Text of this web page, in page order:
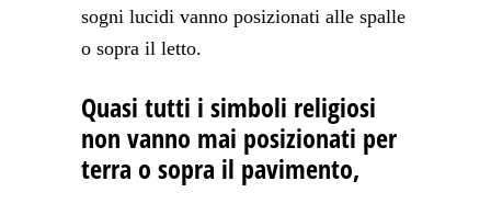
sogni lucidi vanno posizionati alle spalle
o sopra il letto.
Quasi tutti i simboli religiosi
non vanno mai posizionati per
terra o sopra il pavimento,